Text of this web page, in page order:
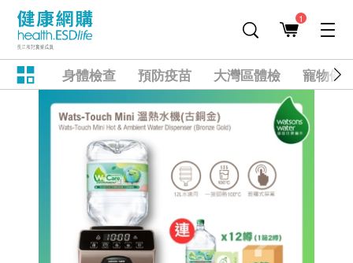
1
身體檢查 預防疫苗 大灣區體檢 寵物健